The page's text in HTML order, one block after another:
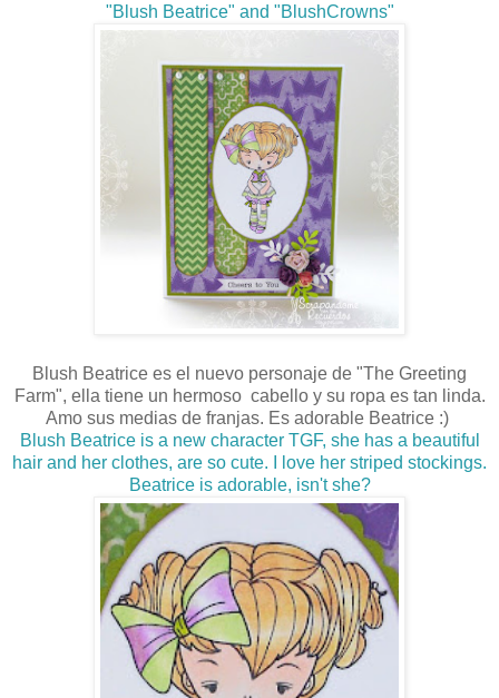
"Blush Beatrice" and "BlushCrowns"
Blush Beatrice es el nuevo personaje de "The Greeting
Farm", ella tiene un hermoso cabello y su ropa es tan linda.
Amo sus medias de franjas. Es adorable Beatrice :)
Blush Beatrice is a new character TGF, she has a beautiful
hair and her clothes, are so cute. I love her striped stockings.
Beatrice is adorable, isn't she?